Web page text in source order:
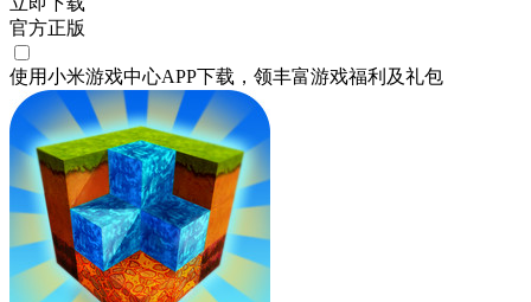
官方正版
使用小米游戏中心APP下载 ，领丰富游戏福利 及礼包